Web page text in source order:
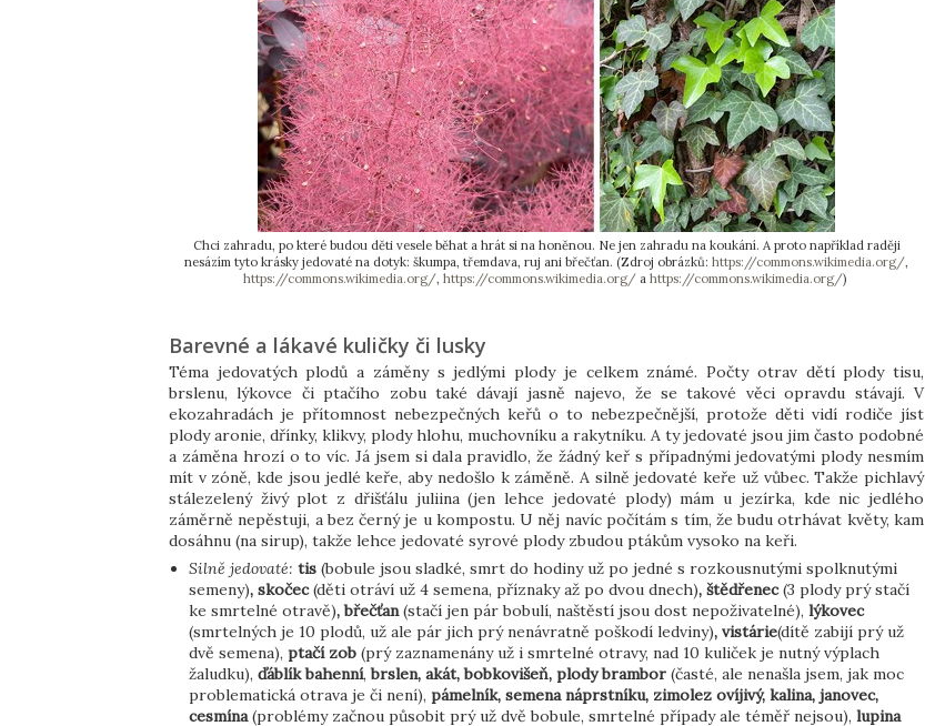
Chci zahradu, po které budou děti vesele běhat a hrát si na honěnou. Ne jen zahradu na koukání. A proto například raději
nesázím tyto krásky jedovaté na dotyk: škumpa, třemdava, ruj ani břečťan. (Zdroj obrázků: https://commons.wikimedia.org/,
https://commons.wikimedia.org/, https://commons.wikimedia.org/ a https://commons.wikimedia.org/)
Barevné a lákavé kuličky či lusky
Téma jedovatých plodů a záměny s jedlými plody je celkem známé. Počty otrav dětí plody tisu,
brslenu, lýkovce či ptačího zobu také dávají jasně najevo, že se takové věci opravdu stávají. V
ekozahradách je přítomnost nebezpečných keřů o to nebezpečnější, protože děti vidí rodiče jíst
plody aronie, dřínky, klikvy, plody hlohu, muchovníku a rakytníku. A ty jedovaté jsou jim často podobné
a záměna hrozí o to víc. Já jsem si dala pravidlo, že žádný keř s případnými jedovatými plody nesmím
mít v zóně, kde jsou jedlé keře, aby nedošlo k záměně. A silně jedovaté keře už vůbec. Takže pichlavý
stálezelený živý plot z dřišťálu juliina (jen lehce jedovaté plody) mám u jezírka, kde nic jedlého
záměrně nepěstuji, a bez černý je u kompostu. U něj navíc počítám s tím, že budu otrhávat květy, kam
dosáhnu (na sirup), takže lehce jedovaté syrové plody zbudou ptákům vysoko na keři.
Silně jedovaté: tis(bobule jsou sladké, smrt do hodiny už po jedné s rozkousnutými spolknutými
semeny), skočec(děti otráví už 4 semena, příznaky až po dvou dnech), štědřenec(3 plody prý stačí
ke smrtelné otravě), břečťan(stačí jen pár bobulí, naštěstí jsou dost nepoživatelné), lýkovec
(smrtelných je 10 plodů, už ale pár jich prý nenávratně poškodí ledviny), vistárie(dítě zabijí prý už
dvě semena), ptačí zob(prý zaznamenány už i smrtelné otravy, nad 10 kuliček je nutný výplach
žaludku), ďáblík bahenní,brslen, akát, bobkovišeň, plody brambor(časté, ale nenašla jsem, jak moc
problematická otrava je či není), pámelník, semena náprstníku, zimolez ovíjivý, kalina, janovec,
cesmína(problémy začnou působit prý už dvě bobule, smrtelné případy ale téměř nejsou), lupina